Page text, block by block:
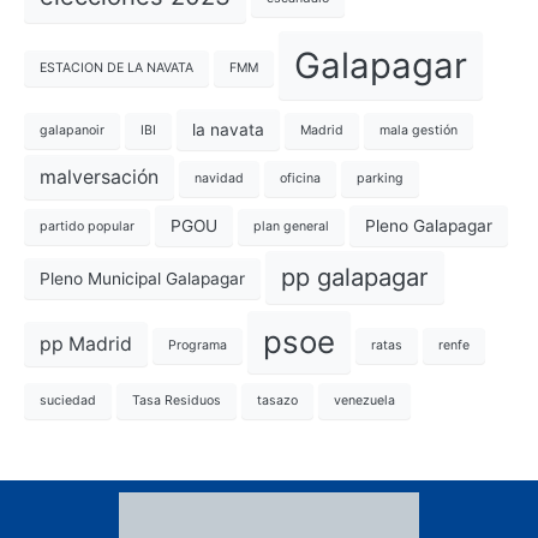
ESTACION DE LA NAVATA FMM Galapagar
galapanoir IBI la navata Madrid mala gestión
malversación navidad oficina parking
partido popular PGOU plan general Pleno Galapagar
Pleno Municipal Galapagar pp galapagar
pp Madrid Programa psoe ratas renfe
suciedad Tasa Residuos tasazo venezuela